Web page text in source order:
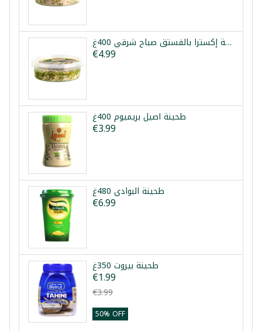
حلاوة طحينية إكسترا بالفستق صباح شرقي 400غ
€4.99
طحينة اصيل بريميوم 400غ
€3.99
طحينة البوادي 480غ
€6.99
طحينة بيروت 350غ
€1.99
€3.99
50% OFF